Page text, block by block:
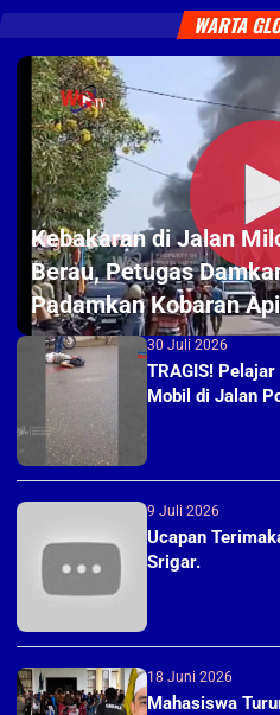
WARTA
6 Agustus 2026
Kebakaran di Jalan
Berau, Petugas
Padamkan Kobaran Api
30 Juli 2026
TRAGIS!
Mobil di Jalan
9 Juli 2026
Ucapan
Srigar.
18 Juni 2026
Mahasiswa